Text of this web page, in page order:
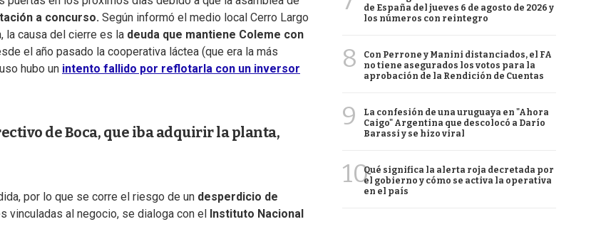
a concurso. Según informó el medio local Cerro Largo
la causa del cierre es la deuda que mantiene Coleme con
el año pasado la cooperativa láctea (que era la más
hubo un intento fallido por reflotarla con un inversor
de Boca, que iba adquirir la planta,
por lo que se corre el riesgo de un desperdicio de
vinculadas al negocio, se dialoga con el
Instituto Nacional
de España del jueves 6 de agosto de 2026 y
los números con reintegro
8
Con Perrone y Manini distanciados, el FA
no tiene asegurados los votos para la
aprobación de la Rendición de Cuentas
9
La confesión de una uruguaya en "Ahora
Caigo" Argentina que descolocó a Darío
Barassi y se hizo viral
10Qué significa la alerta roja decretada por
el gobierno y cómo se activa la operativa
en el país